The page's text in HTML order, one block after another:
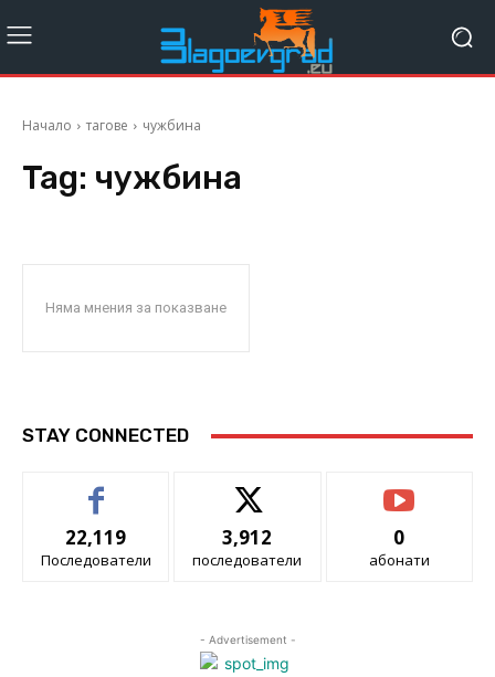
Начало тагове чужбина
Tag: чужбина
Няма мнения за показване
STAY CONNECTED
22,119
Последователи
3,912
последователи
0
абонати
- Advertisement -